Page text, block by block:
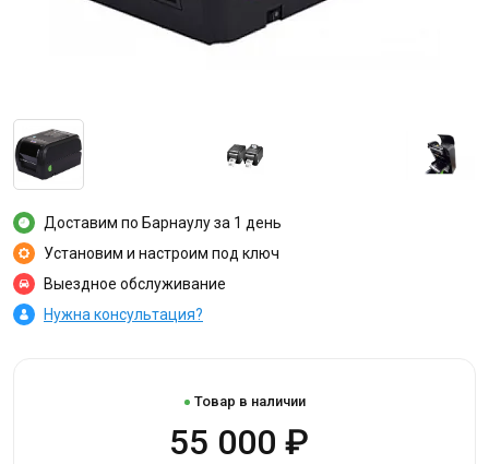
Доставим по Барнаулу за 1 день
Установим и настроим под ключ
Выездное обслуживание
Нужна консультация?
Товар в наличии
55 000 ₽